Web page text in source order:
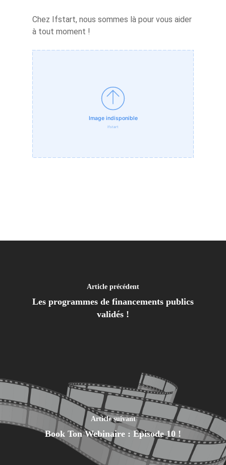
Chez Ifstart, nous sommes là pour vous aider
à tout moment !
Article précédent
Les programmes de financements publics
validés !
Article suivant
Book Ton Webinaire : Episode 10 !
Créez votre
accélérateur
Nos
Les experts
Actualités